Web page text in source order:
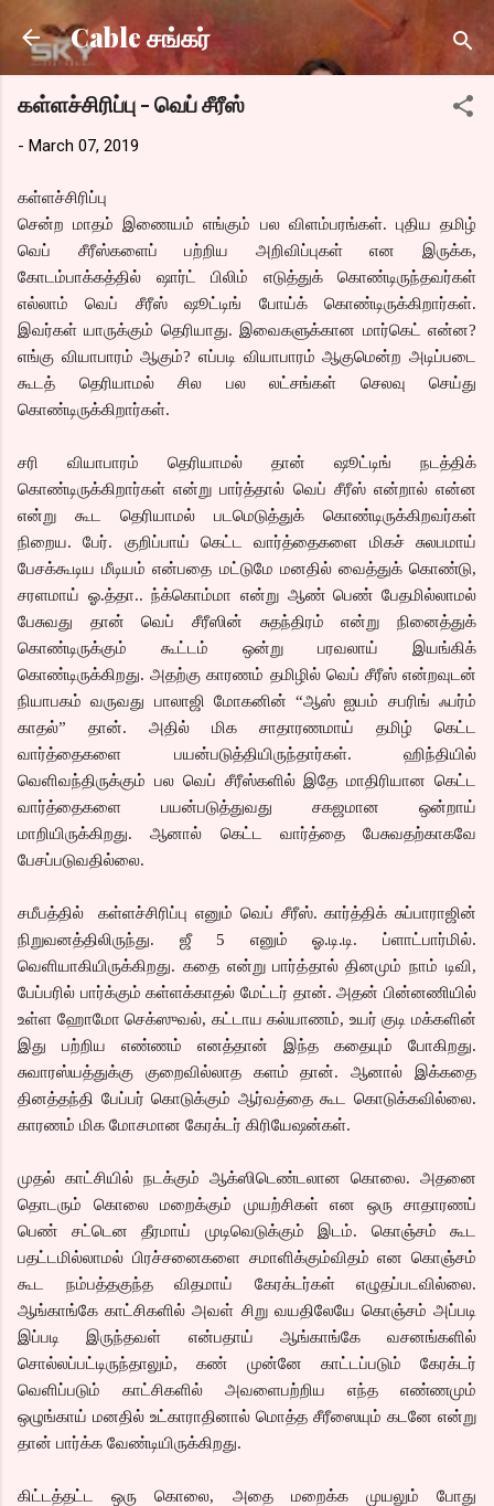
Skip to main content
Cable சங்கர்
கள்ளச்சிரிப்பு - வெப் சீரீஸ்
- March 07, 2019
கள்ளச்சிரிப்பு
சென்ற மாதம் இணையம் எங்கும் பல விளம்பரங்கள். புதிய தமிழ்
வெப் சீரீஸ்களைப் பற்றிய அறிவிப்புகள் என இருக்க,
கோடம்பாக்கத்தில் ஷார்ட் பிலிம் எடுத்துக் கொண்டிருந்தவர்கள்
எல்லாம் வெப் சீரீஸ் ஷூட்டிங் போய்க் கொண்டிருக்கிறார்கள்.
இவர்கள் யாருக்கும் தெரியாது. இவைகளுக்கான மார்கெட் என்ன?
எங்கு வியாபாரம் ஆகும்? எப்படி வியாபாரம் ஆகுமென்ற அடிப்படை
கூடத் தெரியாமல் சில பல லட்சங்கள் செலவு செய்து
கொண்டிருக்கிறார்கள்.
சரி வியாபாரம் தெரியாமல் தான் ஷூட்டிங் நடத்திக்
கொண்டிருக்கிறார்கள் என்று பார்த்தால் வெப் சீரீஸ் என்றால் என்ன
என்று கூட தெரியாமல் படமெடுத்துக் கொண்டிருக்கிறவர்கள்
நிறைய. பேர். குறிப்பாய் கெட்ட வார்த்தைகளை மிகச் சுலபமாய்
பேசக்கூடிய மீடியம் என்பதை மட்டுமே மனதில் வைத்துக் கொண்டு,
சரளமாய் ஓ.த்தா.. ந்க்கொம்மா என்று ஆண் பெண் பேதமில்லாமல்
பேசுவது தான் வெப் சீரீஸின் சுதந்திரம் என்று நினைத்துக்
கொண்டிருக்கும் கூட்டம் ஒன்று பரவலாய் இயங்கிக்
கொண்டிருக்கிறது. அதற்கு காரணம் தமிழில் வெப் சீரீஸ் என்றவுடன்
நியாபகம் வருவது பாலாஜி மோகனின் “ஆஸ் ஐயம் சபரிங் ஃபர்ம்
காதல்” தான். அதில் மிக சாதாரணமாய் தமிழ் கெட்ட
வார்த்தைகளை பயன்படுத்தியிருந்தார்கள். ஹிந்தியில்
வெளிவந்திருக்கும் பல வெப் சீரீஸ்களில் இதே மாதிரியான கெட்ட
வார்த்தைகளை பயன்படுத்துவது சகஜமான ஒன்றாய்
மாறியிருக்கிறது. ஆனால் கெட்ட வார்த்தை பேசுவதற்காகவே
பேசப்படுவதில்லை.
சமீபத்தில் கள்ளச்சிரிப்பு எனும் வெப் சீரீஸ். கார்த்திக் சுப்பாராஜின்
நிறுவனத்திலிருந்து. ஜீ 5 எனும் ஓ.டி.டி. ப்ளாட்பார்மில்.
வெளியாகியிருக்கிறது. கதை என்று பார்த்தால் தினமும் நாம் டிவி,
பேப்பரில் பார்க்கும் கள்ளக்காதல் மேட்டர் தான். அதன் பின்னணியில்
உள்ள ஹோமோ செக்ஸுவல், கட்டாய கல்யாணம், உயர் குடி மக்களின்
இது பற்றிய எண்ணம் எனத்தான் இந்த கதையும் போகிறது.
சுவாரஸ்யத்துக்கு குறைவில்லாத களம் தான். ஆனால் இக்கதை
தினத்தந்தி பேப்பர் கொடுக்கும் ஆர்வத்தை கூட கொடுக்கவில்லை.
காரணம் மிக மோசமான கேரக்டர் கிரியேஷன்கள்.
முதல் காட்சியில் நடக்கும் ஆக்ஸிடெண்டலான கொலை. அதனை
தொடரும் கொலை மறைக்கும் முயற்சிகள் என ஒரு சாதாரணப்
பெண் சட்டென தீரமாய் முடிவெடுக்கும் இடம். கொஞ்சம் கூட
பதட்டமில்லாமல் பிரச்சனைகளை சமாளிக்கும்விதம் என கொஞ்சம்
கூட நம்பத்தகுந்த விதமாய் கேரக்டர்கள் எழுதப்படவில்லை.
ஆங்காங்கே காட்சிகளில் அவள் சிறு வயதிலேயே கொஞ்சம் அப்படி
இப்படி இருந்தவள் என்பதாய் ஆங்காங்கே வசனங்களில்
சொல்லப்பட்டிருந்தாலும், கண் முன்னே காட்டப்படும் கேரக்டர்
வெளிப்படும் காட்சிகளில் அவளைபற்றிய எந்த எண்ணமும்
ஒழுங்காய் மனதில் உட்காராதினால் மொத்த சீரீஸையும் கடனே என்று
தான் பார்க்க வேண்டியிருக்கிறது.
கிட்டத்தட்ட ஒரு கொலை, அதை மறைக்க முயலும் போது